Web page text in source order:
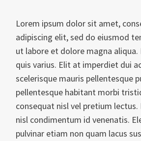
Lorem ipsum dolor sit amet,
adipiscing elit, sed do eiusmod
ut labore et dolore magna aliqua.
quis varius. Elit at imperdiet dui
scelerisque mauris pellentesque
pellentesque habitant morbi
consequat nisl vel pretium lectus.
nisl condimentum id venenatis.
pulvinar etiam non quam lacus